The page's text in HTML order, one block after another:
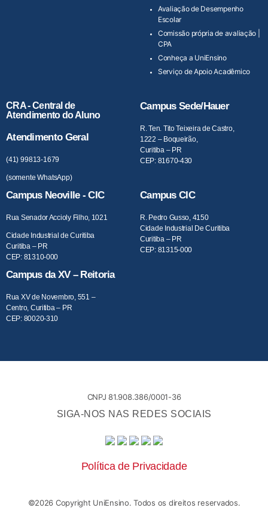
Avaliação de Desempenho
Escolar
Comissão própria de avaliação |
CPA
Conheça a UniEnsino
Serviço de Apoio Acadêmico
CRA - Central de
Atendimento do Aluno
Atendimento Geral
(41) 99813-1679
(somente WhatsApp)
Campus Sede/Hauer
R. Ten. Tito Teixeira de Castro,
1222 – Boqueirão,
Curitiba – PR
CEP: 81670-430
Campus Neoville - CIC
Rua Senador Accioly Filho, 1021
Cidade Industrial de Curitiba
Curitiba – PR
CEP: 81310-000
Campus CIC
R. Pedro Gusso, 4150
Cidade Industrial De Curitiba
Curitiba – PR
CEP: 81315-000
Campus da XV – Reitoria
Rua XV de Novembro, 551 –
Centro, Curitiba – PR
CEP: 80020-310
CNPJ 81.908.386/0001-36
SIGA-NOS NAS REDES SOCIAIS
Política de Privacidade
©2026 Copyright UniEnsino. Todos os direitos reservados.